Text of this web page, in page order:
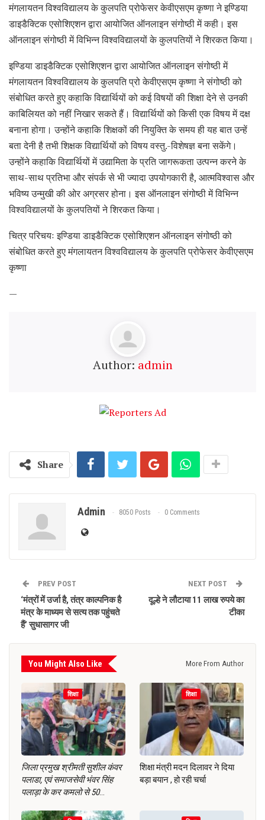
मंगलायतन विश्वविद्यालय के कुलपति प्रोफेसर केवीएसएम कृष्णा ने इण्डिया
डाइडैक्टिक एसोशिएशन द्वारा आयोजित ऑनलाइन संगोष्ठी में कही। इस
ऑनलाइन संगोष्ठी में विभिन्न विश्वविद्यालयों के कुलपतियों ने शिरकत किया।
इण्डिया डाइडैक्टिक एसोशिएशन द्वारा आयोजित ऑनलाइन संगोष्ठी में
मंगलायतन विश्वविद्यालय के कुलपति प्रो केवीएसएम कृष्णा ने संगोष्ठी को
संबोधित करते हुए कहाकि विद्यार्थियों को कई विषयों की शिक्षा देने से उनकी
काबिलियत को नहीं निखार सकते हैं। विद्यार्थियों को किसी एक विषय में दक्ष
बनाना होगा। उन्होंने कहाकि शिक्षकों की नियुक्ति के समय ही यह बात उन्हें
बता देनी है तभी शिक्षक विद्यार्थियों को विषय वस्तु.-विशेषज्ञ बना सकेंगे।
उन्होंने कहाकि विद्यार्थियों में उद्यामिता के प्रति जागरूकता उत्पन्न करने के
साथ-साथ प्रतिभा और संपर्क से भी ज्यादा उपयोगकारी है, आत्मविश्वास और
भविष्य उन्मुखी की ओर अग्रसर होना। इस ऑनलाइन संगोष्ठी में विभिन्न
विश्वविद्यालयों के कुलपतियों ने शिरकत किया।
चित्र परिचयः इण्डिया डाइडैक्टिक एसोशिएशन ऑनलाइन संगोष्ठी को
संबोधित करते हुए मंगलायतन विश्वविद्यालय के कुलपति प्रोफेसर केवीएसएम
कृष्णा
—
Author: admin
Share
Admin 8050 Posts 0 Comments
PREV POST
‘मंत्रों में उर्जा है, तंत्र काल्पनिक है
मंत्र के माध्यम से सत्य तक पहुंचते
हैं’ सुधासागर जी
NEXT POST
दूल्हे ने लौटाया 11 लाख रुपये का
टीका
You Might Also Like More From Author
शिक्षा
जिला प्रमुख श्रीमती सुशील कंवर
पलाडा, एवं समाजसेवी भंवर सिंह
पलाड़ा के कर कमलो से 50…
शिक्षा
शिक्षा मंत्री मदन दिलावर ने दिया
बड़ा बयान , हो रही चर्चा